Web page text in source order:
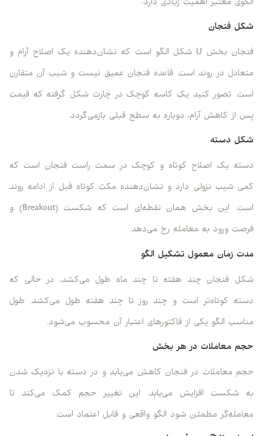
الگوی معتبر اهمیت زیادی دارد:
شکل فنجان
فنجان بخش U شکل الگو است که نشان‌دهنده یک اصلاح آرام و
متعادل در روند است. قاعده فنجان عمیق نیست و شیب آن متقارن
است. تصور کنید یک کاسه کوچک در چارت شکل گرفته که قیمت
پس از کاهش آرام، دوباره به سطح قبلی بازمی‌گردد.
شکل دسته
دسته یک اصلاح کوتاه و کوچک در سمت راست فنجان است که
کمی شیب نزولی دارد و نشان‌دهنده مکث کوتاه قبل از ادامه روند
است. این بخش همان نقطه‌ای است که شکست (Breakout) و
فرصت ورود به معامله رخ می‌دهد.
مدت زمان معمول تشکیل الگو
شکل فنجان چند هفته تا چند ماه طول می‌کشد، در حالی که
دسته کوتاه‌تر است و چند روز تا چند هفته طول می‌کشد. طول
مناسب الگو یکی از فاکتورهای اعتبار آن محسوب می‌شود.
حجم معاملات در هر بخش
حجم معاملات در فنجان کاهش می‌یابد و در دسته با نزدیک شدن
به شکست افزایش می‌یابد. این تغییر حجم کمک می‌کند تا
معامله‌گر مطمئن شود الگو واقعی و قابل اعتماد است.